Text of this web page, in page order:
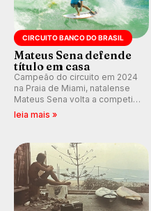
CIRCUITO BANCO DO BRASIL
Mateus Sena defende
título em casa
Campeão do circuito em 2024
na Praia de Miami, natalense
Mateus Sena volta a competir
em casa em busca de manter a
leia mais »